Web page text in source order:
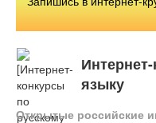
Курсы
Олимпиады
Турниры
языку
Открытые российские